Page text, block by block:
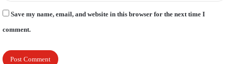
Save my name, email, and website in this browser for the next time I
comment.